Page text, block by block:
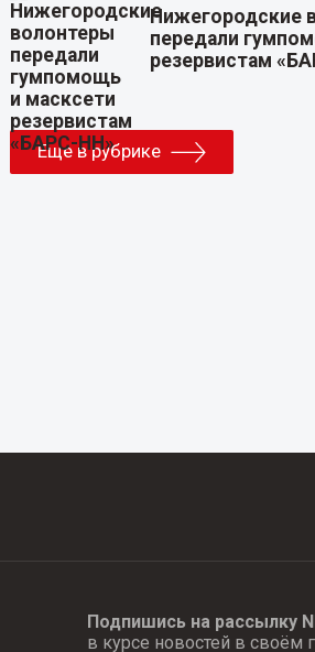
Нижегородские
передали
резервистам
Еще в рубрике
Подпишись на рассылку
в курсе новостей в своём